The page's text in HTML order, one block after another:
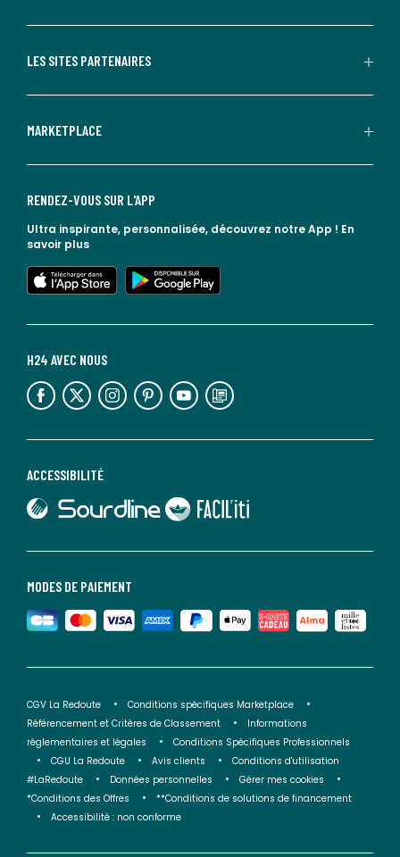
LES SITES PARTENAIRES
MARKETPLACE
MODES DE PAIEMENT
ACCESSIBILITÉ
lien vers Sourdline
lien vers Faciliti
H24 AVEC NOUS
lien vers l'espace réseaux sociaux lien vers l'espace réseaux sociaux lien vers l'espace réseaux sociaux lien vers l'espace réseaux sociaux lien vers l'espace réseaux sociaux lien vers le blog la redoute
RENDEZ-VOUS SUR L'APP
Ultra inspirante, personnalisée, découvrez notre App ! En
savoir plus
lien vers l'app store
lien vers google play
CGV La Redoute
Conditions spécifiques Marketplace
Référencement et Critères de Classement
Informations
réglementaires et légales
Conditions Spécifiques Professionnels
CGU La Redoute
Avis clients
Conditions d'utilisation
#LaRedoute
Données personnelles
Gérer mes cookies
*Conditions des Offres
**Conditions de solutions de financement
Accessibilité : non conforme